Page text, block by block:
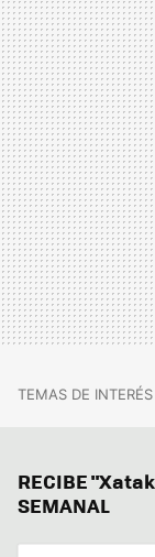
TEMAS DE INTERÉS
RECIBE
SEMANAL